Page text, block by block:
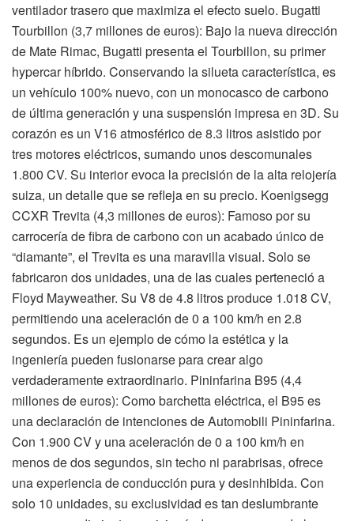
ventilador trasero que maximiza el efecto suelo. Bugatti
Tourbillon (3,7 millones de euros): Bajo la nueva dirección
de Mate Rimac, Bugatti presenta el Tourbillon, su primer
hypercar híbrido. Conservando la silueta característica, es
un vehículo 100% nuevo, con un monocasco de carbono
de última generación y una suspensión impresa en 3D. Su
corazón es un V16 atmosférico de 8.3 litros asistido por
tres motores eléctricos, sumando unos descomunales
1.800 CV. Su interior evoca la precisión de la alta relojería
suiza, un detalle que se refleja en su precio. Koenigsegg
CCXR Trevita (4,3 millones de euros): Famoso por su
carrocería de fibra de carbono con un acabado único de
“diamante”, el Trevita es una maravilla visual. Solo se
fabricaron dos unidades, una de las cuales perteneció a
Floyd Mayweather. Su V8 de 4.8 litros produce 1.018 CV,
permitiendo una aceleración de 0 a 100 km/h en 2.8
segundos. Es un ejemplo de cómo la estética y la
ingeniería pueden fusionarse para crear algo
verdaderamente extraordinario. Pininfarina B95 (4,4
millones de euros): Como barchetta eléctrica, el B95 es
una declaración de intenciones de Automobili Pininfarina.
Con 1.900 CV y una aceleración de 0 a 100 km/h en
menos de dos segundos, sin techo ni parabrisas, ofrece
una experiencia de conducción pura y desinhibida. Con
solo 10 unidades, su exclusividad es tan deslumbrante